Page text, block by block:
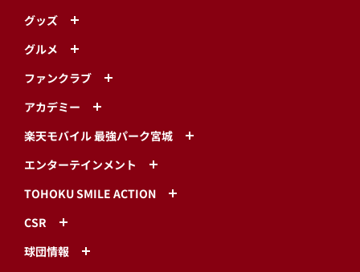
グッズ
グルメ
ファンクラブ
アカデミー
楽天モバイル 最強パーク宮城
エンターテインメント
TOHOKU SMILE ACTION
CSR
球団情報